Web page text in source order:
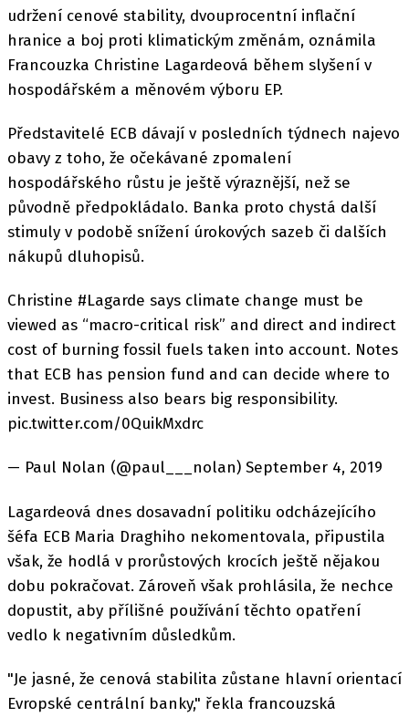
udržení cenové stability, dvouprocentní inflační
hranice a boj proti klimatickým změnám, oznámila
Francouzka Christine Lagardeová během slyšení v
hospodářském a měnovém výboru EP.
Představitelé ECB dávají v posledních týdnech najevo
obavy z toho, že očekávané zpomalení
hospodářského růstu je ještě výraznější, než se
původně předpokládalo. Banka proto chystá další
stimuly v podobě snížení úrokových sazeb či dalších
nákupů dluhopisů.
Christine #Lagarde says climate change must be
viewed as “macro-critical risk” and direct and indirect
cost of burning fossil fuels taken into account. Notes
that ECB has pension fund and can decide where to
invest. Business also bears big responsibility.
pic.twitter.com/0QuikMxdrc
— Paul Nolan (@paul___nolan) September 4, 2019
Lagardeová dnes dosavadní politiku odcházejícího
šéfa ECB Maria Draghiho nekomentovala, připustila
však, že hodlá v prorůstových krocích ještě nějakou
dobu pokračovat. Zároveň však prohlásila, že nechce
dopustit, aby přílišné používání těchto opatření
vedlo k negativním důsledkům.
"Je jasné, že cenová stabilita zůstane hlavní orientací
Evropské centrální banky," řekla francouzská